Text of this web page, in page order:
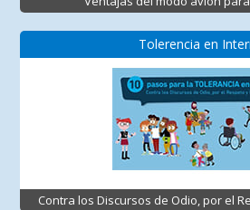
Tolerencia en
Contra los Discursos de Odio, por el